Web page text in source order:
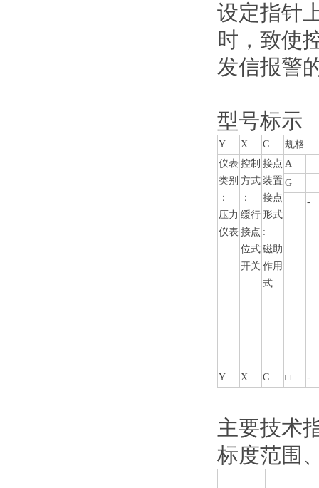
设定指针
时，致使
发信报警
型号标示
Y X C
规格
仪表
类别
：
压力
仪表
控制
方式
：
缓行
接点
位式
开关
接点
装置
接点
形式
:
磁助
作用
式
A
G
-
Y X C □ -
主要技术
标度范围